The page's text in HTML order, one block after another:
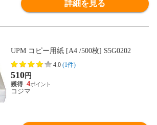
詳細を見る
UPM コピー用紙 [A4 /500枚] S5G0202
4.0 (1件)
510円
4
コジマ